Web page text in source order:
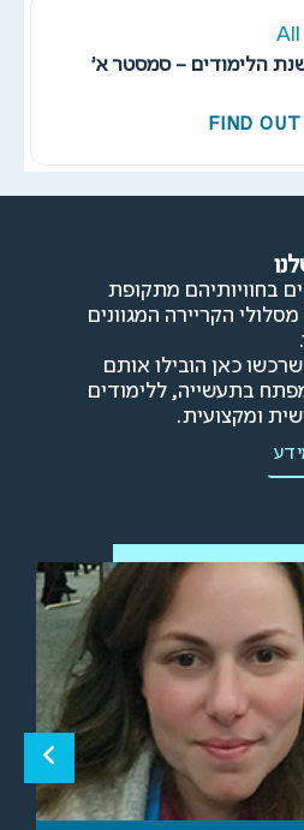
הלימודים – סמסטר א'
FIND
בחוויותיהם מתקופת
הקריירה המגוונים
כאן הובילו אותם
בתעשייה, ללימודים
ומקצועית.